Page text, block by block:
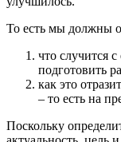
То есть мы должны
что случится
подготовить
как это
– то есть на
Поскольку